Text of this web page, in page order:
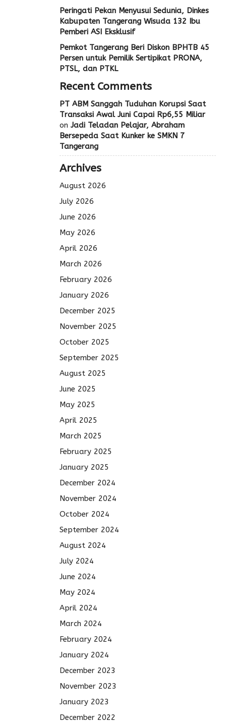
Peringati Pekan Menyusui Sedunia, Dinkes
Kabupaten Tangerang Wisuda 132 Ibu
Pemberi ASI Eksklusif
Pemkot Tangerang Beri Diskon BPHTB 45
Persen untuk Pemilik Sertipikat PRONA,
PTSL, dan PTKL
Recent Comments
PT ABM Sanggah Tuduhan Korupsi Saat
Transaksi Awal Juni Capai Rp6,55 Miliar
on Jadi Teladan Pelajar, Abraham
Bersepeda Saat Kunker ke SMKN 7
Tangerang
Archives
August 2026
July 2026
June 2026
May 2026
April 2026
March 2026
February 2026
January 2026
December 2025
November 2025
October 2025
September 2025
August 2025
June 2025
May 2025
April 2025
March 2025
February 2025
January 2025
December 2024
November 2024
October 2024
September 2024
August 2024
July 2024
June 2024
May 2024
April 2024
March 2024
February 2024
January 2024
December 2023
November 2023
January 2023
December 2022